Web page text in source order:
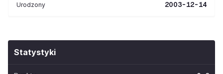
Urodzony 2003-12-14
Statystyki